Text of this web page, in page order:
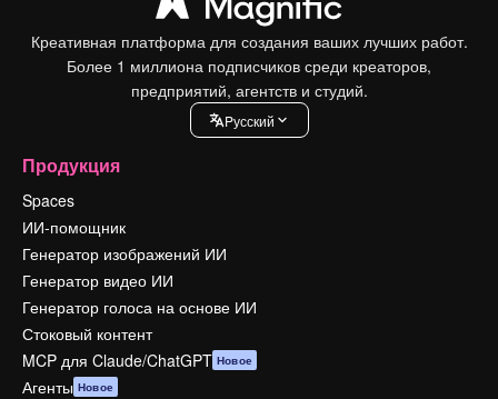
Креативная платформа для создания ваших лучших работ.
Более 1 миллиона подписчиков среди креаторов,
предприятий, агентств и студий.
Pусский
Продукция
Spaces
ИИ-помощник
Генератор изображений ИИ
Генератор видео ИИ
Генератор голоса на основе ИИ
Стоковый контент
MCP для Claude/ChatGPT Новое
Агенты Новое